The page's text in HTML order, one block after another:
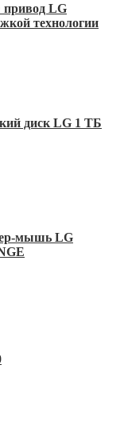
LG
технологии
диск LG 1 ТБ
мышь LG